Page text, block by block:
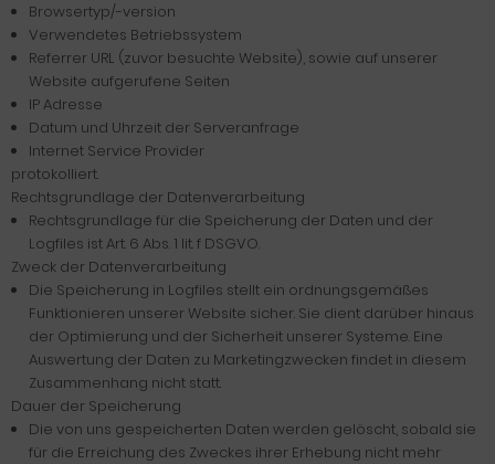
Browsertyp/-version
Verwendetes Betriebssystem
Referrer URL (zuvor besuchte Website), sowie auf unserer
Website aufgerufene Seiten
IP Adresse
Datum und Uhrzeit der Serveranfrage
Internet Service Provider
protokolliert.
Rechtsgrundlage der Datenverarbeitung
Rechtsgrundlage für die Speicherung der Daten und der
Logfiles ist Art. 6 Abs. 1 lit. f DSGVO.
Zweck der Datenverarbeitung
Die Speicherung in Logfiles stellt ein ordnungsgemäßes
Funktionieren unserer Website sicher. Sie dient darüber hinaus
der Optimierung und der Sicherheit unserer Systeme. Eine
Auswertung der Daten zu Marketingzwecken findet in diesem
Zusammenhang nicht statt.
Dauer der Speicherung
Die von uns gespeicherten Daten werden gelöscht, sobald sie
für die Erreichung des Zweckes ihrer Erhebung nicht mehr